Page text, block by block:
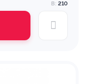
В: 210